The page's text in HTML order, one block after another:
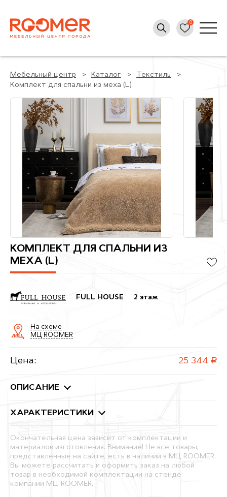
Мебельный центр Каталог
Текстиль
Комплект для спальни из меха (L)
КОМПЛЕКТ ДЛЯ СПАЛЬНИ ИЗ
МЕХА (L)
FULL HOUSE 2 этаж
На схеме
МЦ ROOMER
Цена: 25 344 руб.
ОПИСАНИЕ
ХАРАКТЕРИСТИКИ
Окончательная цена зависит от комплектации и
материалов изготовления. Внимание! Не все товары,
представленные на сайте, есть в наличии в МЦ ROOMER.
Вы можете рассчитать и оформить заказ на любой
товар в необходимой комплектации на стенде
компании МЦ ROOMER.